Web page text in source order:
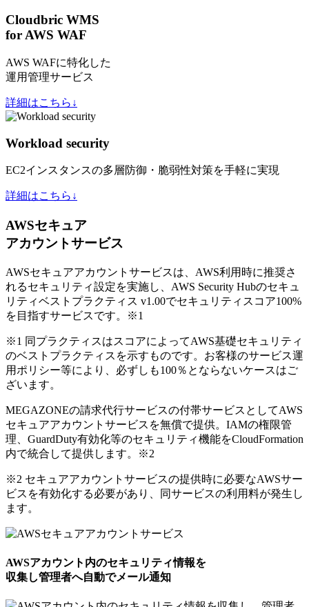
Cloudbric WMS
for AWS WAF
AWS WAFに特化した
運用管理サービス
詳細はこちら↓
Workload security
EC2インスタンスの多層防御・脆弱性対策を手軽に実現
詳細はこちら↓
AWSセキュア
アカウントサービス
AWSセキュアアカウントサービスは、AWS利用時に推奨さ
れるセキュリティ設定を実施し、AWS Security Hubのセキュ
リティベストプラクティス v1.00でセキュリティスコア100%
を目指すサービスです。
※1
※1 同プラクティスはスコアによってAWS基礎セキュリティ
のベストプラクティスを示すものです。お客様のサービス運
用ポリシー等により、必ずしも100％とならないケースはご
ざいます。
MEGAZONEの請求代行サービスの付帯サービスとしてAWS
セキュアアカウントサービスを無償で提供。IAMの権限管
理、GuardDuty有効化等のセキュリティ機能をCloudFormation
内で統合して提供します。
※2
※2 セキュアアカウントサービスの提供時に必要なAWSサー
ビスを有効化する必要があり、同サービスの利用料が発生し
ます。
AWSアカウント内のセキュリティ情報を
収集し管理者へ自動でメール通知